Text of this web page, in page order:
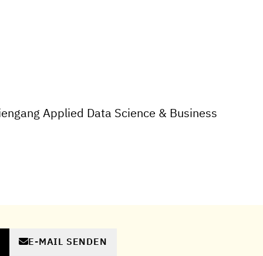
Applied Data Science & Business
E-MAIL SENDEN